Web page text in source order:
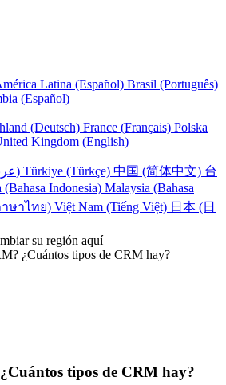
Latina (Español) Brasil (Português)
(Español)
(Deutsch) France (Français) Polska
Kingdom (English)
UAE (عربي) Türkiye (Türkçe) 中国 (简体中文) 台
(Bahasa Indonesia) Malaysia (Bahasa
ษาไทย) Việt Nam (Tiếng Việt) 日本 (日
su región aquí
¿Cuántos tipos de CRM hay?
tipos de CRM hay?